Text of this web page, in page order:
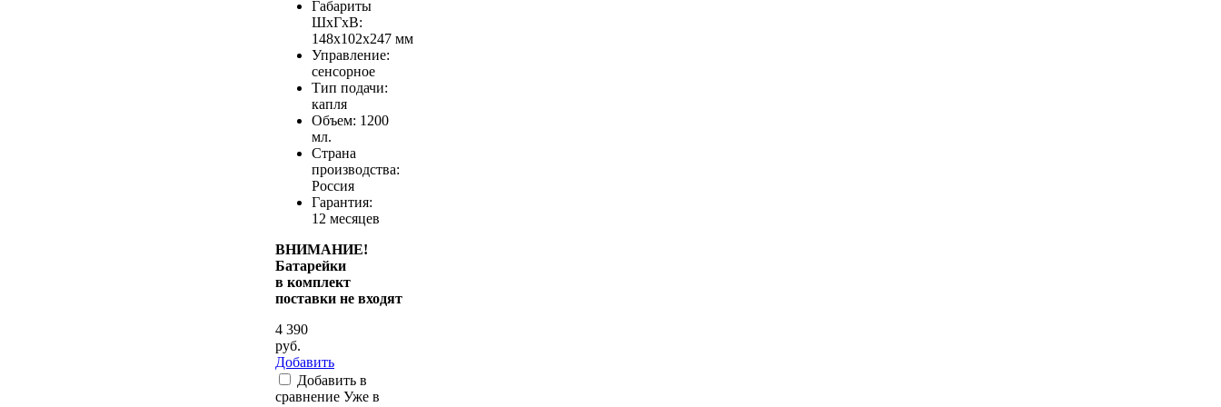
Габариты
ШхГхВ:
148х102х247 мм
Управление:
сенсорное
Тип подачи:
капля
Объем: 1200
мл.
Страна
производства:
Россия
Гарантия:
12 месяцев
ВНИМАНИЕ!
Батарейки
в комплект
поставки не входят
4 390
руб.
Добавить
Добавить в
сравнение Уже в